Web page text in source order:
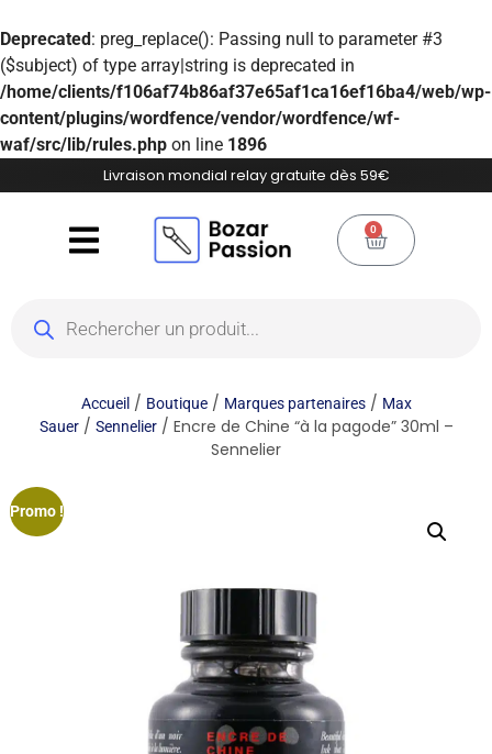
Deprecated: preg_replace(): Passing null to parameter #3
($subject) of type array|string is deprecated in
/home/clients/f106af74b86af37e65af1ca16ef16ba4/web/wp-
content/plugins/wordfence/vendor/wordfence/wf-
waf/src/lib/rules.php on line 1896
Livraison mondial relay gratuite dès 59€
0
Accueil/ Boutique/ Marques partenaires/ Max
Sauer/ Sennelier/ Encre de Chine “à la pagode” 30ml –
Sennelier
Promo !